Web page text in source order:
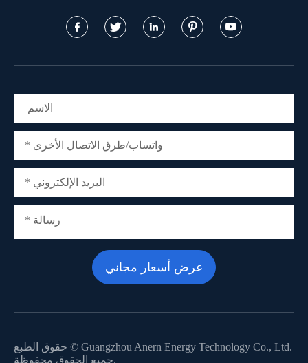
    
حقوق الطبع © Guangzhou Anern Energy Technology Co., Ltd.
جميع الحقوق محفوظة.